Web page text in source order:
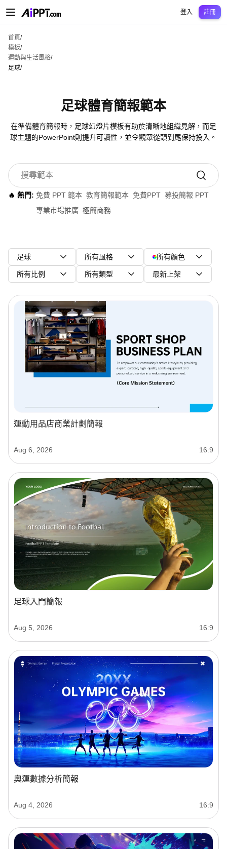
中學中學
登入 註冊
首頁/
模板/
運動與生活風格/
足球/
足球體育簡報範本
在準備體育簡報時，足球幻燈片模板有助於清晰地組織見解，而足
球主題的PowerPoint則提升可讀性，並令觀眾從頭到尾保持投入。
🔥 熱門: 免費 PPT 範本 教育簡報範本 免費PPT 募投簡報 PPT
專業市場推廣 極簡商務
足球 所有風格 所有顏色
所有比例 所有類型 最新上架
運動用品店商業計劃簡報
Aug 6, 2026 16:9
足球入門簡報
Aug 5, 2026 16:9
奧運數據分析簡報
Aug 4, 2026 16:9